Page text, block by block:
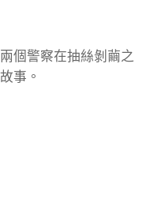
個警察在抽絲剝繭之
事。